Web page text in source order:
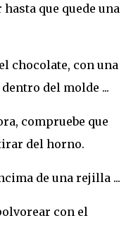
que quede una
chocolate, con una
del molde ...
compruebe que
del horno.
de una rejilla ...
con el